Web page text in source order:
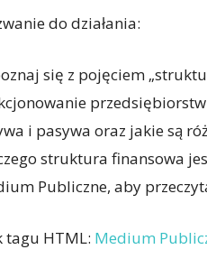
do działania:
się z pojęciem
i pasywa oraz jakie są
struktura finansowa
Publiczne, aby
tagu HTML: Medium